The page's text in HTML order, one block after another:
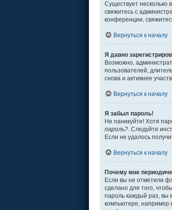
Существует несколько
свяжитесь с
конференции,
Вернуться к началу
Я давно
Возможно,
пользователей,
снова и активнее
Вернуться к началу
Я забыл пароль!
Не паникуйте! Хотя
пароль?. Следуйте
Если не удалось
Вернуться к началу
Почему мне
Если вы не отметили
сделано для того,
пароль каждый раз, вы
компьютере, например